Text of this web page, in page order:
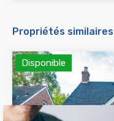
Propriétés similaires
Disponible